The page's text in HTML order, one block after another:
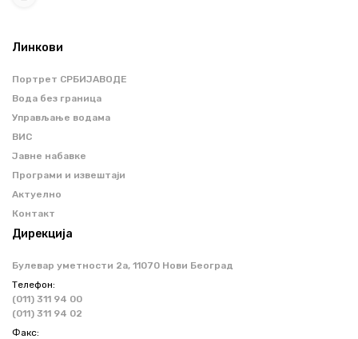
Линкови
Портрет СРБИЈАВОДЕ
Вода без граница
Управљање водама
ВИС
Јавне набавке
Програми и извештаји
Актуелно
Контакт
Дирекција
Булевар уметности 2a, 11070 Нови Београд
Телефон:
(011) 311 94 00
(011) 311 94 02
Факс: